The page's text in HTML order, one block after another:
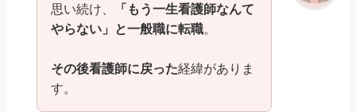
思い続け、
「もう一生看護師なんて
やらない」と一般職に転職。
その後看護師に戻った経緯がありま
す。